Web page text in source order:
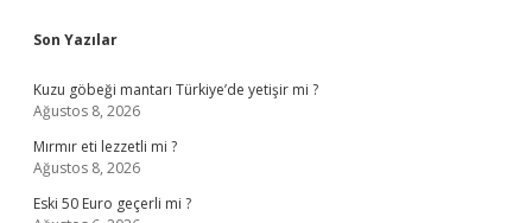
Sidebar
Son Yazılar
Kuzu göbeği mantarı Türkiye’de yetişir mi ?
Ağustos 8, 2026
Mırmır eti lezzetli mi ?
Ağustos 8, 2026
Eski 50 Euro geçerli mi ?